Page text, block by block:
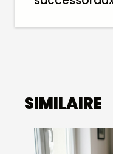
SIMILAIRE